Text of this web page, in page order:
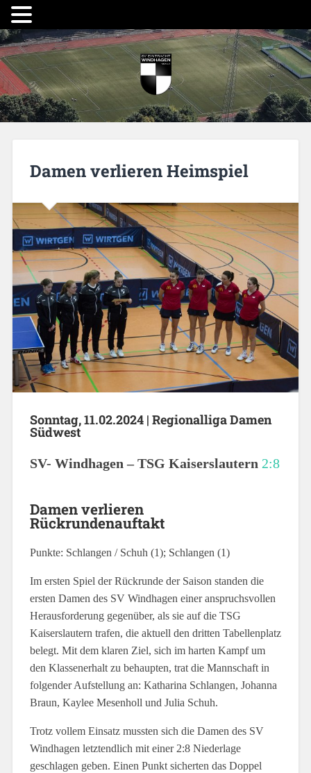
Damen verlieren Heimspiel
Sonntag, 11.02.2024 | Regionalliga Damen
Südwest
SV- Windhagen –TSG Kaiserslautern 2:8
Damen verlieren
Rückrundenauftakt
Punkte: Schlangen / Schuh (1); Schlangen (1)
Im ersten Spiel der Rückrunde der Saison standen die
ersten Damen des SV Windhagen einer anspruchsvollen
Herausforderung gegenüber, als sie auf die TSG
Kaiserslautern trafen, die aktuell den dritten Tabellenplatz
belegt. Mit dem klaren Ziel, sich im harten Kampf um
den Klassenerhalt zu behaupten, trat die Mannschaft in
folgender Aufstellung an: Katharina Schlangen, Johanna
Braun, Kaylee Mesenholl und Julia Schuh.
Trotz vollem Einsatz mussten sich die Damen des SV
Windhagen letztendlich mit einer 2:8 Niederlage
geschlagen geben. Einen Punkt sicherten das Doppel